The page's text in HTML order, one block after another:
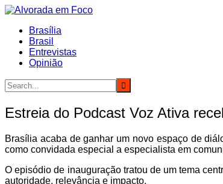
Ir
conteúdo
Brasília
Brasil
Entrevistas
Opinião
Estreia do Podcast Voz Ativa
Brasília acaba de ganhar um novo espaço de
como convidada especial a especialista em
O episódio de inauguração tratou de um tema
autoridade, relevância e impacto.